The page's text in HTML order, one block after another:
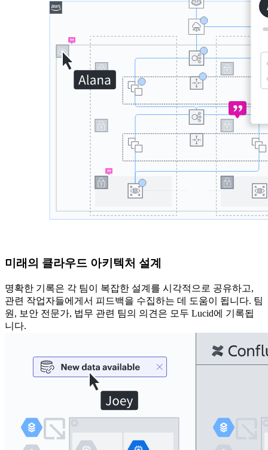
미래의 클라우드 아키텍처 설계
명확한 기록은 각 팀이 복잡한 설계를 시각적으로 공유하고,
관련 작업자들에게서 피드백을 수집하는 데 도움이 됩니다. 팀
원, 보안 전문가, 법무 관련 팀의 의견은 모두 Lucid에 기록됩
니다.